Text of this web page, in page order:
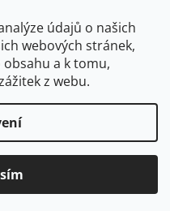
údajů o našich
webových stránek,
a k tomu,
z webu.
. Všechna práva